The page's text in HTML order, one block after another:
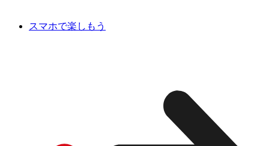
スマホで楽しもう